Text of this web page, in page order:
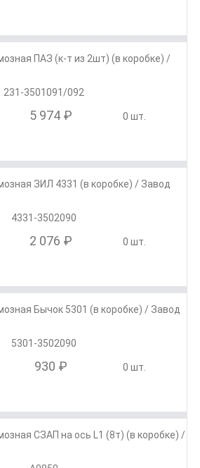
ПАЗ (к-т из 2шт) (в коробке) /
231-3501091/092
5 974 ₽ 0 шт.
ЗИЛ 4331 (в коробке) / Завод
4331-3502090
2 076 ₽ 0 шт.
Бычок 5301 (в коробке) / Завод
5301-3502090
930 ₽ 0 шт.
СЗАП на ось L1 (8т) (в коробке) /